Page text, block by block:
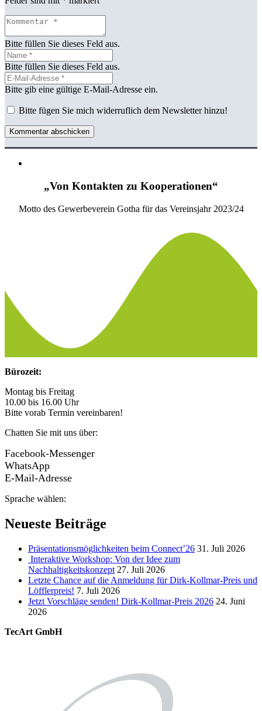
Bitte füllen Sie dieses Feld aus.
Bitte füllen Sie dieses Feld aus.
Bitte gib eine gültige E-Mail-Adresse ein.
Bitte fügen Sie mich widerruflich dem Newsletter hinzu!
Kommentar abschicken
„Von Kontakten zu Kooperationen“
Motto des Gewerbeverein Gotha für das Vereinsjahr 2023/24
Bürozeit:
Montag bis Freitag
10.00 bis 16.00 Uhr
Bitte vorab Termin vereinbaren!
Chatten Sie mit uns über:
Facebook-Messenger
WhatsApp
E-Mail-Adresse
Sprache wählen:
Neueste Beiträge
Präsentationsmöglichkeiten beim Connect’26 31. Juli 2026
Interaktive Workshop: Von der Idee zum
Nachhaltigkeitskonzept 27. Juli 2026
Letzte Chance auf die Anmeldung für Dirk-Kollmar-Preis und
Löfflerpreis! 7. Juli 2026
Jetzt Vorschläge senden! Dirk-Kollmar-Preis 2026 24. Juni
2026
TecArt GmbH